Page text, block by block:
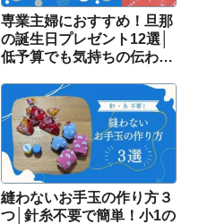
専業主婦におすすめ！旦那
の誕生日プレゼント12選│
低予算でも気持ちの伝わる
縫わないお手玉の作り方３
つ│針糸不要で簡単！小1の